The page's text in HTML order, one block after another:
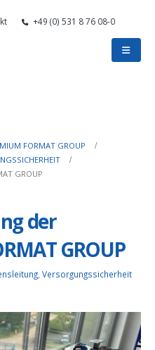
+49 (0) 531 8 76 08-0
FORMAT GROUP
GROUP
der
GROUP
,Versorgungssicherheit